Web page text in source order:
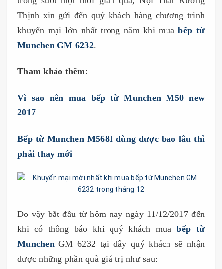
Thịnh xin gửi đến quý khách hàng chương trình
khuyến mại lớn nhất trong năm khi muabếp từ
Munchen GM 6232.
Tham khảo thêm:
Vì sao nên mua bếp từ Munchen M50 new
2017
Bếp từ Munchen M568I dùng được bao lâu thì
phải thay mới
Do vậy bắt đầu từ hôm nay ngày 11/12/2017 đến
khi có thông báo khi quý khách muabếp từ
Munchen GM 6232 tại đây quý khách sẽ nhận
được những phần quà giá trị như sau: